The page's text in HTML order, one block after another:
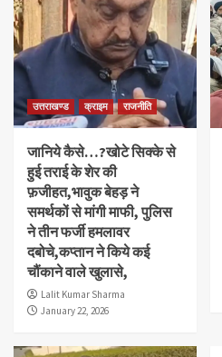
उत्तराखण्ड क्राइम राजनीति
जानिये कैसे…?खोटे सिक्के से
हुई तराई के शेर की
फ़जीहत,भावुक बेहड़ ने
समर्थकों से मांगी माफी, पुलिस
ने तीन फर्जी हमलावर
दबोचे,कप्तान ने किये कई
चौंकाने वाले खुलासे,
Lalit Kumar Sharma
January 22, 2026